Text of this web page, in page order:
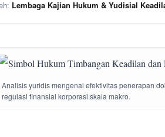
Lembaga Kajian Hukum & Yudisial
Analisis yuridis mengenai efektivitas penerapan
regulasi finansial korporasi skala makro.